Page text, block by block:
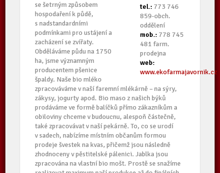
tel.: 773 746
859-obch.
oddělení
mob.: 778 745
481 farm.
prodejna
web:
www.ekofarmajavornik.cz
se šetrným způsobem
hospodaření k půdě,
s nadstandardními
podmínkami pro ustájení a
zacházení se zvířaty.
Obděláváme půdu na 1750
ha, jsme významným
producentem pšenice
špaldy. Naše bio mléko
zpracováváme v naší faremní mlékárně – na sýry,
zákysy, jogurty apod. Bio maso z našich býků
prodáváme ve formě balíčků přímo zákazníkům a
obiloviny chceme v budoucnu, alespoň částečně,
také zpracovávat v naší pekárně. To, co se urodí
v sadech, nabízíme místním občanům formou
prodeje švestek na kvas, přičemž jsou následně
zhodnoceny v pěstitelské pálenici. Jablka jsou
zpracována na vlastní bio mošt. Prostě se snažíme